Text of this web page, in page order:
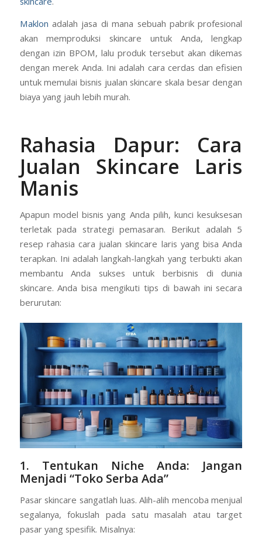
Maklon adalah jasa di mana sebuah pabrik profesional
akan memproduksi skincare untuk Anda, lengkap
dengan izin BPOM, lalu produk tersebut akan dikemas
dengan merek Anda. Ini adalah cara cerdas dan efisien
untuk memulai bisnis jualan skincare skala besar dengan
biaya yang jauh lebih murah.
Rahasia Dapur: Cara
Jualan Skincare Laris
Manis
Apapun model bisnis yang Anda pilih, kunci kesuksesan
terletak pada strategi pemasaran. Berikut adalah 5
resep rahasia cara jualan skincare laris yang bisa Anda
terapkan. Ini adalah langkah-langkah yang terbukti akan
membantu Anda sukses untuk berbisnis di dunia
skincare. Anda bisa mengikuti tips di bawah ini secara
berurutan:
1. Tentukan Niche Anda: Jangan
Menjadi “Toko Serba Ada”
Pasar skincare sangatlah luas. Alih-alih mencoba menjual
segalanya, fokuslah pada satu masalah atau target
pasar yang spesifik. Misalnya: